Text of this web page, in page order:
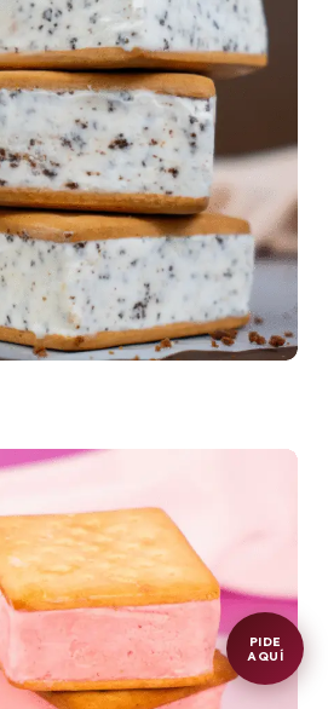
PIDE
AQUÍ